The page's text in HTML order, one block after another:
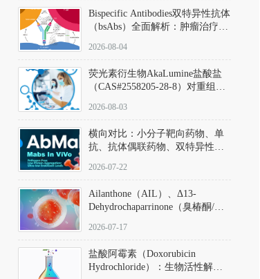
体介导的神经元凋亡。其经典应
用即为选择性损毁中脑黑质致密
部多巴胺能神经元，从而可靠模
拟帕金森病的核心病理与行为表
Bispecific Antibodies双特异性抗体
（bsAbs）全面解析：肿瘤治疗的
2026-08-04
荧光素衍生物AkaLumine盐酸盐
（CAS#2558205-28-8）对重组萤
数（Km）为2.06 μM；其近红外
发光特性赋予优异的组织穿透能
力，大幅增强成像信噪比，从而
实现活体动物模型中极低给药剂
量下的高灵敏度、非侵入式生物
2026-08-03
横向对比：小分子靶向药物、单
抗、抗体偶联药物、双特异性抗
及应用瓶颈
2026-07-22
Ailanthone（AIL）、Δ13-
Dehydrochaparrinone（臭椿酮/臭
DKM货号 D806885
2026-07-17
盐酸阿霉素（Doxorubicin
Hydrochloride）：生物活性解